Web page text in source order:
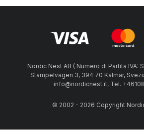
Nordic Nest AB ( Numero di Partita IVA:
Stämpelvägen 3, 394 70 Kalmar,
info@nordicnest.it, Tel.
© 2002 - 2026 Copyright